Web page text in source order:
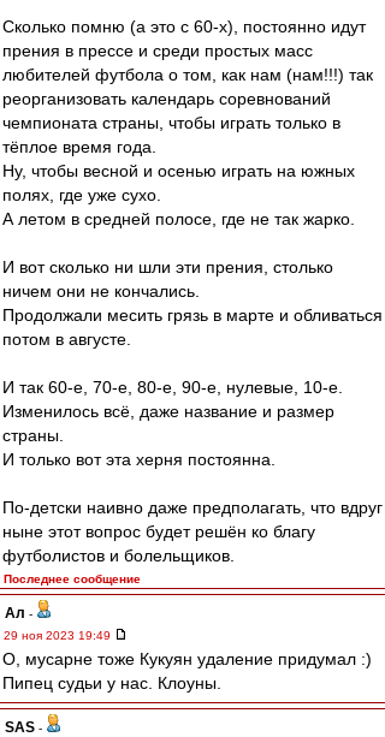
Сколько помню (а это с 60-х), постоянно идут
прения в прессе и среди простых масс
любителей футбола о том, как нам (нам!!!) так
реорганизовать календарь соревнований
чемпионата страны, чтобы играть только в
тёплое время года.
Ну, чтобы весной и осенью играть на южных
полях, где уже сухо.
А летом в средней полосе, где не так жарко.
И вот сколько ни шли эти прения, столько
ничем они не кончались.
Продолжали месить грязь в марте и обливаться
потом в августе.
И так 60-е, 70-е, 80-е, 90-е, нулевые, 10-е.
Изменилось всё, даже название и размер
страны.
И только вот эта херня постоянна.
По-детски наивно даже предполагать, что вдруг
ныне этот вопрос будет решён ко благу
футболистов и болельщиков.
Последнее сообщение
Ал -
29 ноя 2023 19:49
О, мусарне тоже Кукуян удаление придумал :)
Пипец судьи у нас. Клоуны.
SAS -